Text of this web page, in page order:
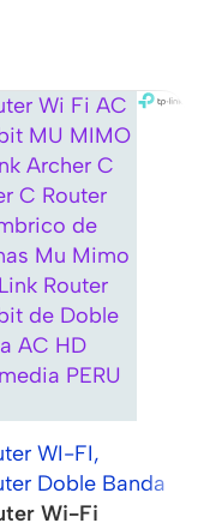
WI-FI,
Doble Banda
Wi-Fi